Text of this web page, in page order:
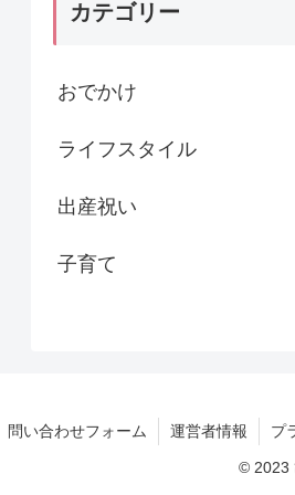
カテゴリー
おでかけ
ライフスタイル
出産祝い
子育て
問い合わせフォーム 運営者情報 プ
© 2023